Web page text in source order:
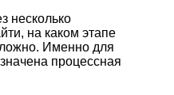
несколько
на каком этапе
Именно для
процессная